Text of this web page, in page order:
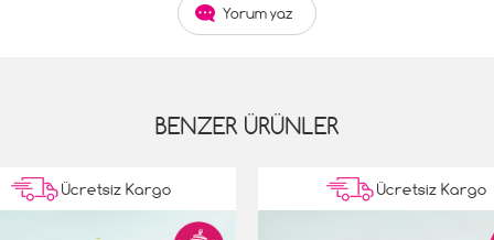
Yorum yaz
BENZER ÜRÜNLER
Ücretsiz Kargo Ücretsiz Kargo